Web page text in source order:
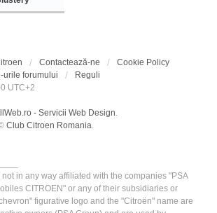
Contactează-ne
Cookie Policy
urile forumului
Reguli
UTC+2
- Servicii Web Design.
Club Citroen Romania.
in any way affiliated with the companies "PSA
CITROEN" or any of their subsidiaries or
figurative logo and the "Citroën" name are